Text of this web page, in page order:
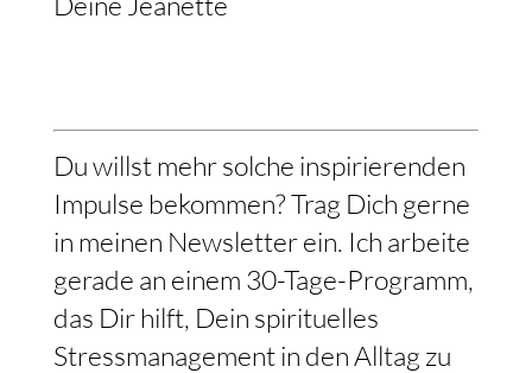
Du willst mehr solche inspirierenden
Impulse bekommen? Trag Dich gerne
in meinen Newsletter ein. Ich arbeite
gerade an einem 30-Tage-Programm,
das Dir hilft, Dein spirituelles
Stressmanagement in den Alltag zu